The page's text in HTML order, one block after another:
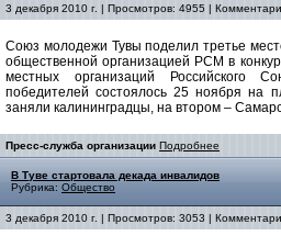
3 декабря 2010 г. | Просмотров: 4955 |
Союз молодежи Тувы поделил третье
общественной организацией РСМ в
местных организаций Российского
победителей состоялось 25 ноября
заняли калининградцы, на втором –
Пресс-служба организации Подробнее
В Туве стартовала декада инвалидов
Рубрика: Общество
3 декабря 2010 г. | Просмотров: 3053 |